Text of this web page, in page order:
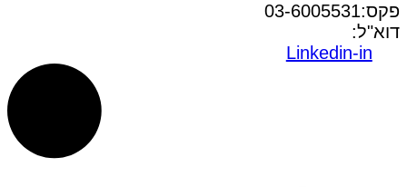
פקס:03-6005531
דוא"ל:
Linkedin-in